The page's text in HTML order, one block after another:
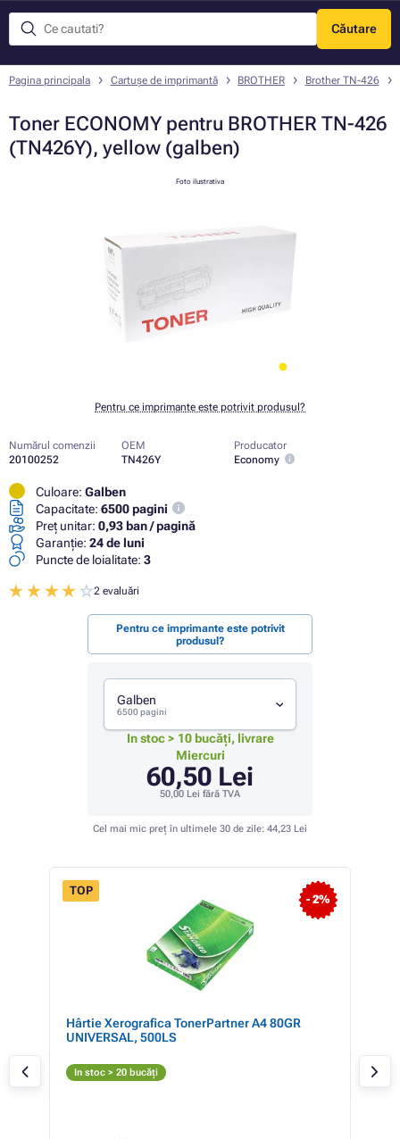
Căutare
Meniu
Pagina principala Cartușe de imprimantă BROTHER Brother TN-426
Toner ECONOMY pentru BROTHER TN-426
(TN426Y), yellow (galben)
Foto ilustrativa
Pentru ce imprimante este potrivit produsul?
Numărul comenzii
20100252
OEM
TN426Y
Producator
Economy
Culoare: Galben
Capacitate: 6500 pagini
Preț unitar: 0,93 ban / pagină
Garanţie: 24 de luni
Puncte de loialitate: 3
2 evaluări
Pentru ce imprimante este potrivit
produsul?
Galben
6500 pagini
In stoc > 10 bucăți, livrare
Miercuri
60,50 Lei
50,00 Lei fără TVA
Cel mai mic preț în ultimele 30 de zile: 44,23 Lei
- 2%
TOP
Hârtie Xerografica TonerPartner A4 80GR
UNIVERSAL, 500LS
In stoc > 20 bucăți